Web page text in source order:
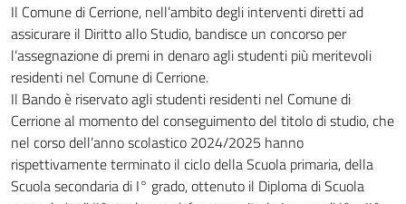
Il Comune di Cerrione, nell’ambito degli interventi diretti ad
assicurare il Diritto allo Studio, bandisce un concorso per
l’assegnazione di premi in denaro agli studenti più meritevoli
residenti nel Comune di Cerrione.
Il Bando è riservato agli studenti residenti nel Comune di
Cerrione al momento del conseguimento del titolo di studio, che
nel corso dell’anno scolastico 2024/2025 hanno
rispettivamente terminato il ciclo della Scuola primaria, della
Scuola secondaria di I° grado, ottenuto il Diploma di Scuola